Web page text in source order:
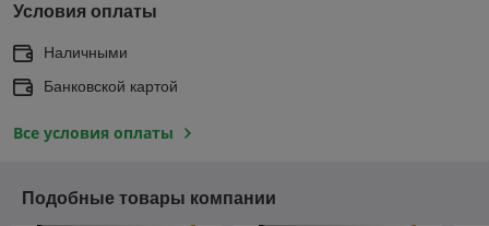
Условия оплаты
Наличными
Банковской картой
Все условия оплаты
Подобные товары компании